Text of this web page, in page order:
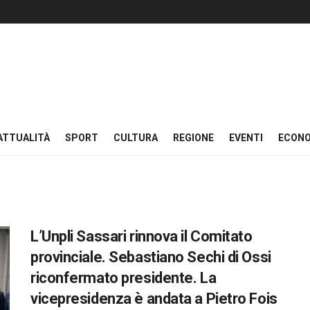
SPORT CULTURA REGIONE EVENTI
L’Unpli Sassari rinnova il Comitato
provinciale. Sebastiano Sechi di Ossi
riconfermato presidente. La
vicepresidenza è andata a Pietro Fois